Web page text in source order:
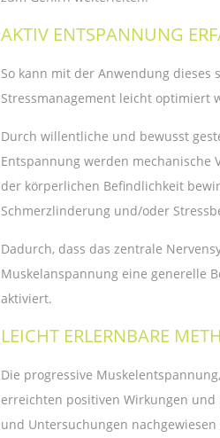
AKTIV ENTSPANNUNG
So kann mit der Anwendung
Stressmanagement leicht optimiert
Durch willentliche und bewusst
Entspannung werden mechanische
der körperlichen Befindlichkeit
Schmerzlinderung und/oder
Dadurch, dass das zentrale
Muskelanspannung eine generelle
aktiviert.
LEICHT ERLERNBARE
Die progressive
erreichten positiven Wirkungen
und Untersuchungen